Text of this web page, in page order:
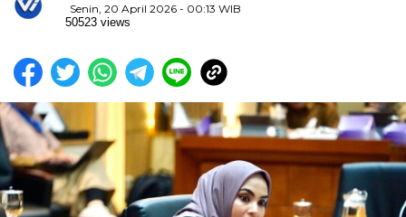
Senin, 20 April 2026 - 00:13 WIB
50523 views